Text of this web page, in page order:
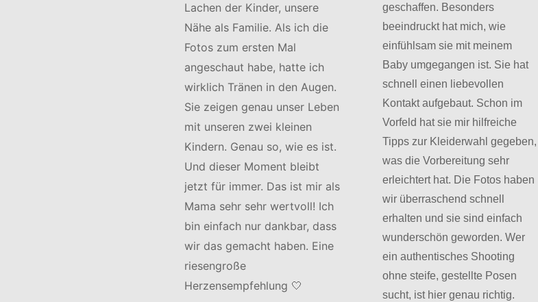
Lachen der Kinder, unsere
Nähe als Familie. Als ich die
Fotos zum ersten Mal
angeschaut habe, hatte ich
wirklich Tränen in den Augen.
Sie zeigen genau unser Leben
mit unseren zwei kleinen
Kindern. Genau so, wie es ist.
Und dieser Moment bleibt
jetzt für immer. Das ist mir als
Mama sehr sehr wertvoll! Ich
bin einfach nur dankbar, dass
wir das gemacht haben. Eine
riesengroße
Herzensempfehlung 🤍
geschaffen. Besonders
beeindruckt hat mich, wie
einfühlsam sie mit meinem
Baby umgegangen ist. Sie hat
schnell einen liebevollen
Kontakt aufgebaut. Schon im
Vorfeld hat sie mir hilfreiche
Tipps zur Kleiderwahl gegeben,
was die Vorbereitung sehr
erleichtert hat. Die Fotos haben
wir überraschend schnell
erhalten und sie sind einfach
wunderschön geworden. Wer
ein authentisches Shooting
ohne steife, gestellte Posen
sucht, ist hier genau richtig.